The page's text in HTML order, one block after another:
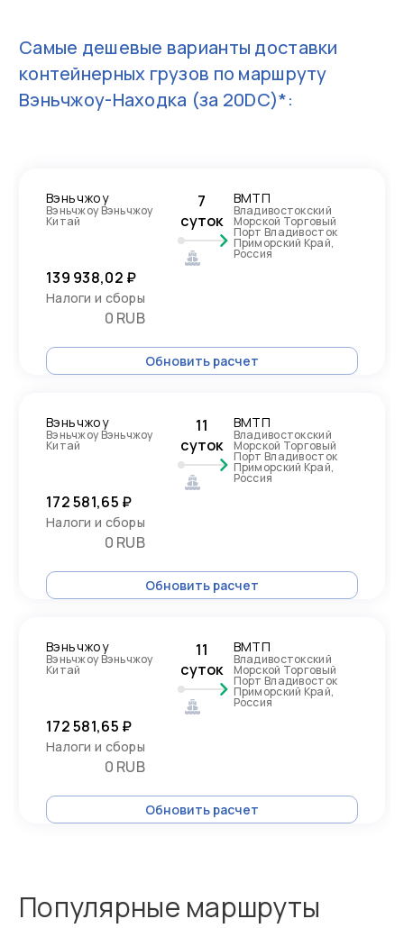
Самые дешевые варианты доставки
контейнерных грузов по маршруту
Вэньчжоу-Находка (за 20DC)*:
Вэньчжоу
Вэньчжоу Вэньчжоу
Китай
7
суток
ВМТП
Владивостокский
Морской Торговый
Порт Владивосток
Приморский Край,
Россия
139 938,02 ₽
Налоги и сборы
0 RUB
Обновить расчет
Вэньчжоу
Вэньчжоу Вэньчжоу
Китай
11
суток
ВМТП
Владивостокский
Морской Торговый
Порт Владивосток
Приморский Край,
Россия
172 581,65 ₽
Налоги и сборы
0 RUB
Обновить расчет
Вэньчжоу
Вэньчжоу Вэньчжоу
Китай
11
суток
ВМТП
Владивостокский
Морской Торговый
Порт Владивосток
Приморский Край,
Россия
172 581,65 ₽
Налоги и сборы
0 RUB
Обновить расчет
Популярные маршруты